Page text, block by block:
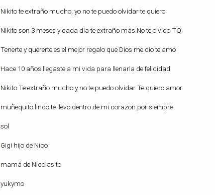
Nikito te extraño mucho, yo no te puedo olvidar te quiero
Nikito son 3 meses y cada día te extraño más.No te olvido TQ
Tenerte y quererte es el mejor regalo que Dios me dio te amo
Hace 10 años llegaste a mi vida para llenarla de felicidad
Nikito Te extraño mucho y no te puedo olvidar Te quiero amor
muñequito lindo te llevo dentro de mi corazon por siempre
sol
Gigi hijo de Nico
mamá de Nicolasito
yukymo